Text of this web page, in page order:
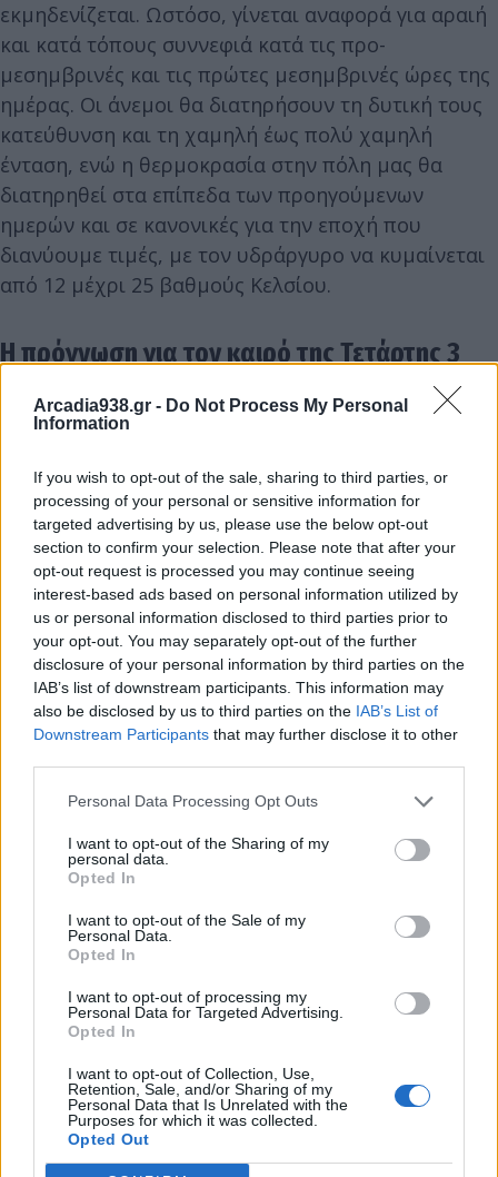
Arcadia938.gr - Do Not Process My Personal
Information
If you wish to opt-out of the sale, sharing to third parties, or
processing of your personal or sensitive information for
targeted advertising by us, please use the below opt-out
section to confirm your selection. Please note that after your
opt-out request is processed you may continue seeing
interest-based ads based on personal information utilized by
us or personal information disclosed to third parties prior to
your opt-out. You may separately opt-out of the further
disclosure of your personal information by third parties on the
IAB’s list of downstream participants. This information may
also be disclosed by us to third parties on the IAB’s List of
Downstream Participants that may further disclose it to other
Personal Data Processing Opt Outs
I want to opt-out of the Sharing of my
personal data.
Opted In
I want to opt-out of the Sale of my
Personal Data.
Opted In
I want to opt-out of processing my
Personal Data for Targeted Advertising.
Opted In
I want to opt-out of Collection, Use,
Retention, Sale, and/or Sharing of my
Personal Data that Is Unrelated with the
Purposes for which it was collected.
Opted Out
εκμηδενίζεται. Ωστόσο, γίνεται αναφορά για αραιή
και κατά τόπους συννεφιά κατά τις προ-
μεσημβρινές και τις πρώτες μεσημβρινές ώρες της
ημέρας. Οι άνεμοι θα διατηρήσουν τη δυτική τους
κατεύθυνση και τη χαμηλή έως πολύ χαμηλή
ένταση, ενώ η θερμοκρασία στην πόλη μας θα
διατηρηθεί στα επίπεδα των προηγούμενων
ημερών και σε κανονικές για την εποχή που
διανύουμε τιμές, με τον υδράργυρο να κυμαίνεται
από 12 μέχρι 25 βαθμούς Κελσίου.
Η πρόγνωση για τον καιρό της Τετάρτης 3
Με ήλιο αναμένεται να κυλήσει και αύριο ο καιρός
στην Τρίπολη, σύμφωνα με τα έως τώρα στοιχεία
της Ε.Μ.Υ. Δεν αποκλείεται, όμως και αύριο να
υπάρχουν διαστήματα με κατά τόπους αραιή
συννεφιά. Την ίδια ώρα, στην υπόλοιπη χώρα,
αναμένεται γενικά αίθριος καιρός, με πρόσκαιρες
νεφώσεις στα ηπειρωτικά τις μεσημβρινές και
απογευματινές ώρες και πιθανότητα τοπικών
όμβρων κυρίως στα βόρεια ορεινά. Η ορατότητα
τις πρωινές και βραδινές ώρες στα ηπειρωτικά θα
είναι τοπικά περιορισμένη. Οι άνεμοι θα πνέουν
από νότιες διευθύνσεις 3 με 5 και στο Αιγαίο
τοπικά 6 μποφόρ.
μεταβολή. Θα φτάσει στις περισσότερες περιοχές
τους 29 με 32 βαθμούς και τοπικά στα ανατολικά
ηπειρωτικά τους 33 με 34 βαθμούς Κελσίου.
Διάβασε σχετικά
Τρίπολη: Ο καιρός σήμερα, 1η Ιουνίου 2026
Τρίπολη: Ο καιρός σήμερα, 31 Μαΐου